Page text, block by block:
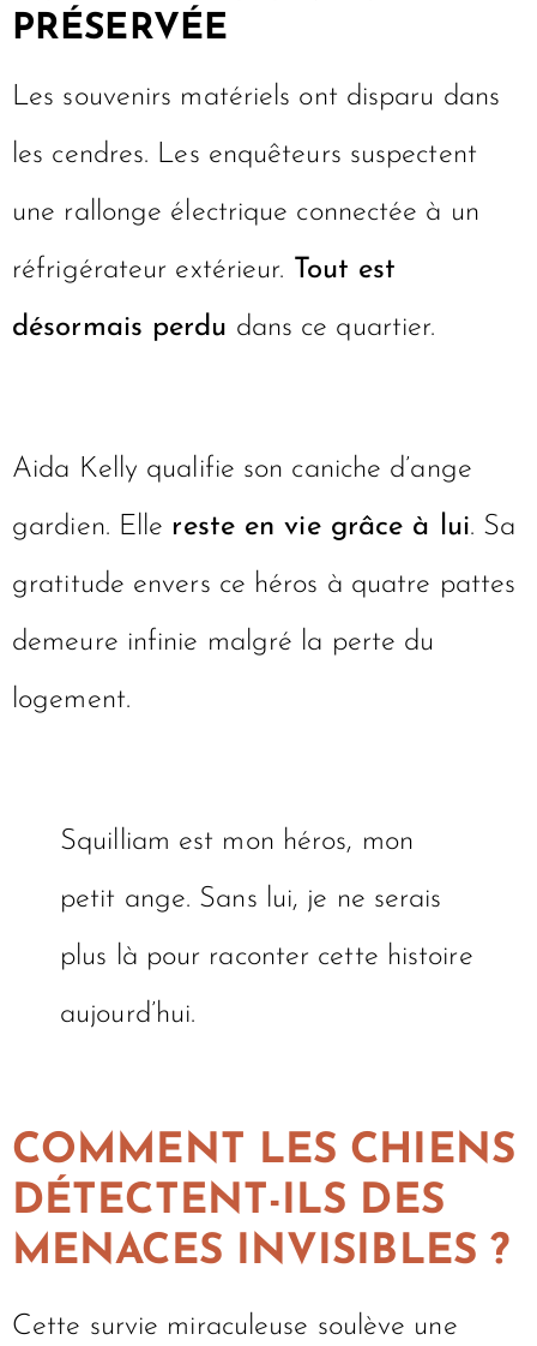
PRÉSERVÉE
Les souvenirs matériels ont disparu dans
les cendres. Les enquêteurs suspectent
une rallonge électrique connectée à un
réfrigérateur extérieur. Tout est
désormais perdu dans ce quartier.
Aida Kelly qualifie son caniche d’ange
gardien. Elle reste en vie grâce à lui. Sa
gratitude envers ce héros à quatre pattes
demeure infinie malgré la perte du
logement.
Squilliam est mon héros, mon
petit ange. Sans lui, je ne serais
plus là pour raconter cette histoire
aujourd’hui.
COMMENT LES CHIENS
DÉTECTENT-ILS DES
MENACES INVISIBLES ?
Cette survie miraculeuse soulève une